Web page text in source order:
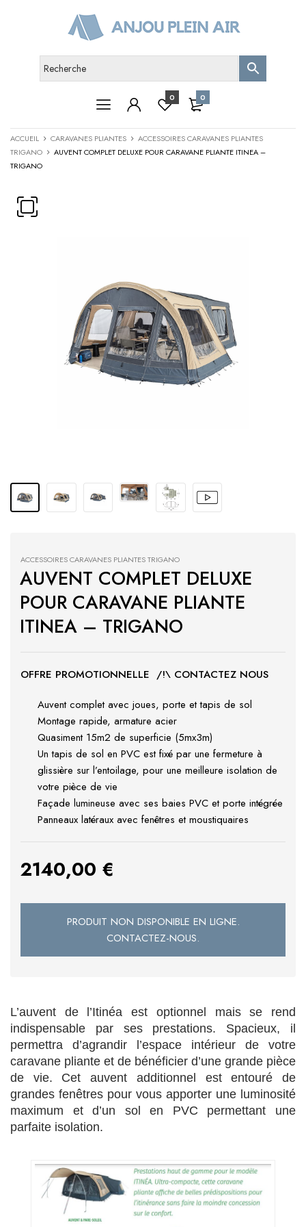
0 0
ACCUEIL CARAVANES PLIANTES
ACCESSOIRES CARAVANES PLIANTES
TRIGANO
AUVENT COMPLET DELUXE POUR CARAVANE PLIANTE ITINEA –
TRIGANO
ACCESSOIRES CARAVANES PLIANTES TRIGANO
AUVENT COMPLET DELUXE
POUR CARAVANE PLIANTE
ITINEA – TRIGANO
OFFRE PROMOTIONNELLE /!\ CONTACTEZ NOUS
Auvent complet avec joues, porte et tapis de sol
Montage rapide, armature acier
Quasiment 15m2 de superficie (5mx3m)
Un tapis de sol en PVC est fixé par une fermeture à
glissière sur l’entoilage, pour une meilleure isolation de
votre pièce de vie
Façade lumineuse avec ses baies PVC et porte intégrée
Panneaux latéraux avec fenêtres et moustiquaires
2140,00 €
PRODUIT NON DISPONIBLE EN LIGNE.
CONTACTEZ-NOUS.
L’auvent de l’Itinéa est optionnel mais se rend
indispensable par ses prestations. Spacieux, il
permettra d’agrandir l’espace intérieur de votre
caravane pliante et de bénéficier d’une grande pièce
de vie. Cet auvent additionnel est entouré de
grandes fenêtres pour vous apporter une luminosité
maximum et d’un sol en PVC permettant une
parfaite isolation.